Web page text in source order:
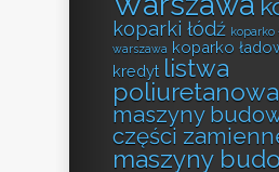
koparki łódź koparko
warszawa koparko
kredyt listwa
poliuretanowa
maszyny
części
maszyny